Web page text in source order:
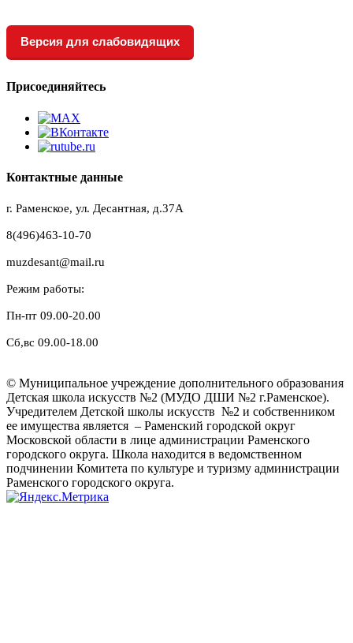
Версия для слабовидящих
Присоединяйтесь
Контактные данные
г. Раменское, ул. Десантная, д.37A
8(496)463-10-70
muzdesant@mail.ru
Режим работы:
Пн-пт 09.00-20.00
Сб,вс 09.00-18.00
© Муниципальное учреждение дополнительного образования
Детская школа искусств №2 (МУДО ДШИ №2 г.Раменское).
Учредителем Детской школы искусств №2 и собственником
ее имущества является – Раменский городской округ
Московской области в лице администрации Раменского
городского округа. Школа находится в ведомственном
подчинении Комитета по культуре и туризму администрации
Раменского городского округа.